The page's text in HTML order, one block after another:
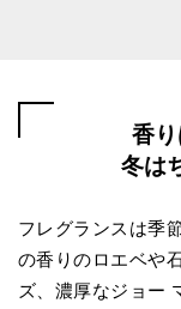
香り
冬は
フレグランスは季
の香りのロエベや
ズ、濃厚なジョー